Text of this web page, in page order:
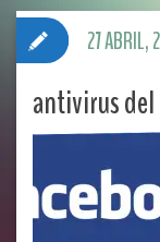
antivirus
27 ABRIL,